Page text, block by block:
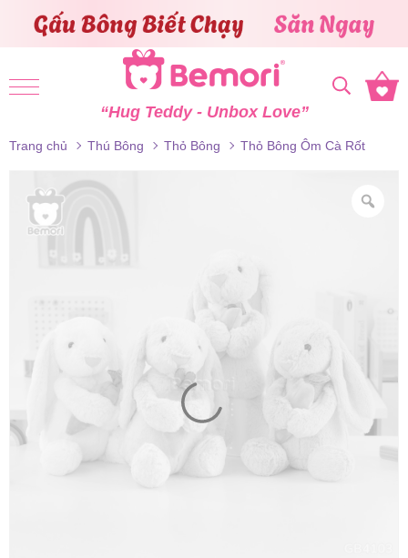
Skip to content
“Hug Teddy - Unbox Love”
Trang chủ Thú Bông Thỏ Bông Thỏ Bông Ôm Cà Rốt